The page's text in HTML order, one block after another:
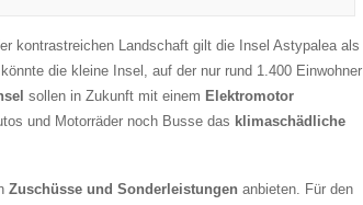
kontrastreichen Landschaft gilt die Insel Astypalea als
die kleine Insel, auf der nur rund 1.400 Einwohner
sollen in Zukunft mit einem Elektromotor
und Motorräder noch Busse das klimaschädliche
Zuschüsse und Sonderleistungen anbieten. Für den